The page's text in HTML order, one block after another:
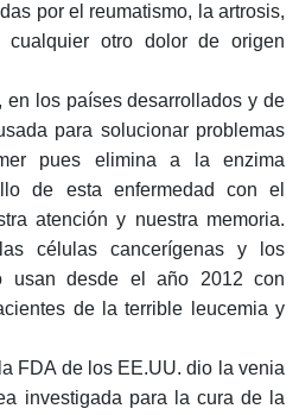
por el reumatismo, la artrosis,
otro dolor de origen
en los países desarrollados y de
para solucionar problemas
pues elimina a la enzima
de esta enfermedad con el
atención y nuestra memoria.
células cancerígenas y los
usan desde el año 2012 con
de la terrible leucemia y
FDA de los EE.UU. dio la venia
investigada para la cura de la